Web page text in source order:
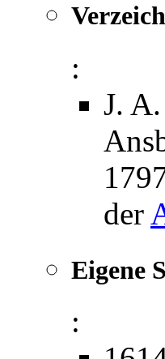
:
J.
der
Eigene
: